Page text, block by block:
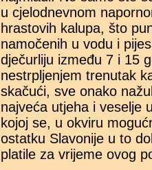
u cjelodnevnom
hrastovih kalupa, što
namočenih u vodu i
dječurliju između 7 i 15
nestrpljenjem trenutak
skačući, sve onako
najveća utjeha i veselje
kojoj se, u okviru
ostatku Slavonije u to
platile za vrijeme ovog